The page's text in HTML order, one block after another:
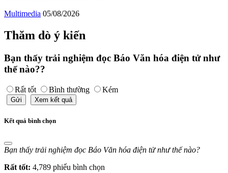
Multimedia 05/08/2026
Thăm dò ý kiến
Bạn thấy trải nghiệm đọc Báo Văn hóa điện tử như
thế nào??
Rất tốt Bình thường Kém
Gửi Xem kết quả
Kết quả bình chọn
Bạn thấy trải nghiệm đọc Báo Văn hóa điện tử như thế nào?
Rất tốt: 4,789 phiếu bình chọn